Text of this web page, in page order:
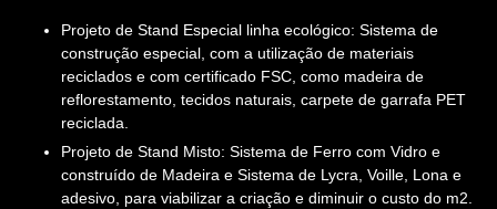
Projeto de Stand Especial linha ecológico: Sistema de
construção especial, com a utilização de materiais
reciclados e com certificado FSC, como madeira de
reflorestamento, tecidos naturais, carpete de garrafa PET
reciclada.
Projeto de Stand Misto: Sistema de Ferro com Vidro e
construído de Madeira e Sistema de Lycra, Voille, Lona e
adesivo, para viabilizar a criação e diminuir o custo do m2.